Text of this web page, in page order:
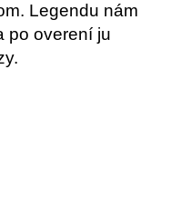
Legendu nám
po overení ju